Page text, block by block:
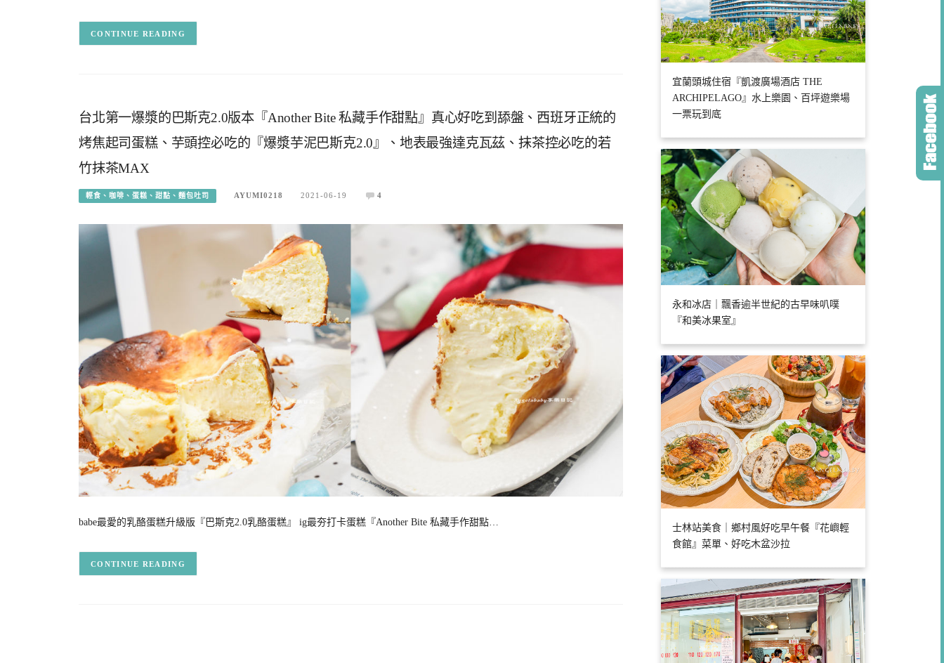
CONTINUE READING
台北第一爆漿的巴斯克2.0版本『Another Bite 私藏手作甜點』真心好吃到舔盤、西班牙正統的
烤焦起司蛋糕、芋頭控必吃的『爆漿芋泥巴斯克2.0』、地表最強達克瓦茲、抹茶控必吃的若
竹抹茶MAX
輕食、咖啡、蛋糕、甜點、麵包吐司 AYUMI0218 2021-06-19 4
babe最愛的乳酪蛋糕升級版『巴斯克2.0乳酪蛋糕』 ig最夯打卡蛋糕『Another Bite 私藏手作甜點…
CONTINUE READING
宜蘭頭城住宿『凱渡廣場酒店 THE
ARCHIPELAGO』水上樂園、百坪遊樂場
一票玩到底
永和冰店｜飄香逾半世紀的古早味叭噗
『和美冰果室』
士林站美食｜鄉村風好吃早午餐『花嶼輕
食館』菜單、好吃木盆沙拉